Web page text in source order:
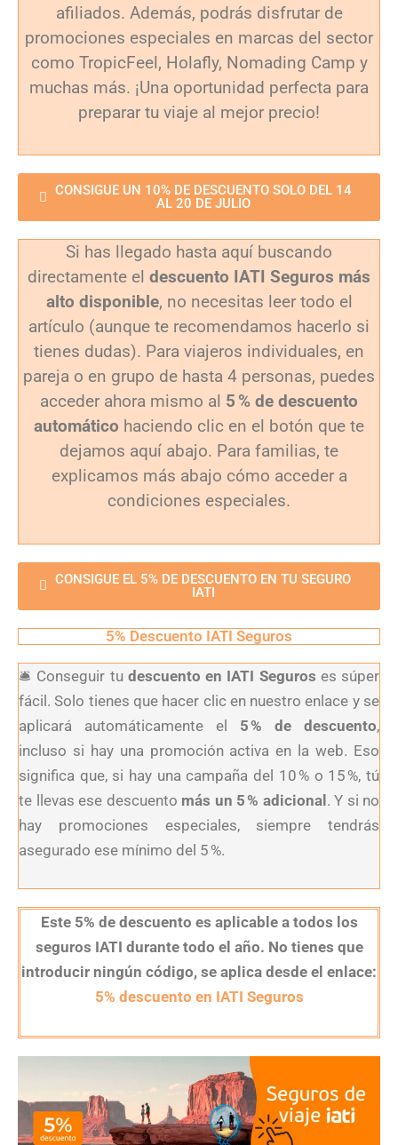
afiliados. Además, podrás disfrutar de
promociones especiales en marcas del sector
como TropicFeel, Holafly, Nomading Camp y
muchas más. ¡Una oportunidad perfecta para
preparar tu viaje al mejor precio!
CONSIGUE UN 10% DE DESCUENTO SOLO DEL 14
AL 20 DE JULIO
Si has llegado hasta aquí buscando
directamente el descuento IATI Seguros más
alto disponible, no necesitas leer todo el
artículo (aunque te recomendamos hacerlo si
tienes dudas). Para viajeros individuales, en
pareja o en grupo de hasta 4 personas, puedes
acceder ahora mismo al 5 % de descuento
automático haciendo clic en el botón que te
dejamos aquí abajo. Para familias, te
explicamos más abajo cómo acceder a
condiciones especiales.
CONSIGUE EL 5% DE DESCUENTO EN TU SEGURO
IATI
5% Descuento IATI Seguros
🛎️ Conseguir tu descuento en IATI Seguros es súper
fácil. Solo tienes que hacer clic en nuestro enlace y se
aplicará automáticamente el 5 % de descuento,
incluso si hay una promoción activa en la web. Eso
significa que, si hay una campaña del 10 % o 15 %, tú
te llevas ese descuento más un 5 % adicional. Y si no
hay promociones especiales, siempre tendrás
asegurado ese mínimo del 5 %.
Este 5% de descuento es aplicable a todos los
seguros IATI durante todo el año. No tienes que
introducir ningún código, se aplica desde el enlace:
5% descuento en IATI Seguros